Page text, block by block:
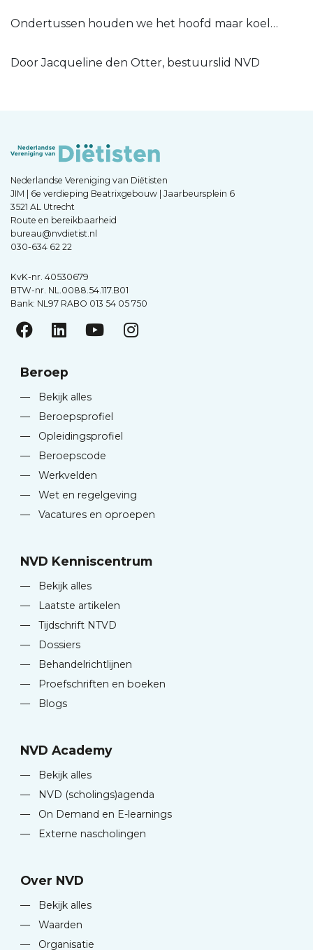
Ondertussen houden we het hoofd maar koel…
Door Jacqueline den Otter, bestuurslid NVD
Nederlandse Vereniging van Diëtisten
JIM | 6e verdieping Beatrixgebouw | Jaarbeursplein 6
3521 AL Utrecht
Route en bereikbaarheid
bureau@nvdietist.nl
030-634 62 22
KvK-nr. 40530679
BTW-nr. NL.0088.54.117.B01
Bank: NL97 RABO 013 54 05 750
Beroep
—
Bekijk alles
—
Beroepsprofiel
—
Opleidingsprofiel
—
Beroepscode
—
Werkvelden
—
Wet en regelgeving
—
Vacatures en oproepen
NVD Kenniscentrum
—
Bekijk alles
—
Laatste artikelen
—
Tijdschrift NTVD
—
Dossiers
—
Behandelrichtlijnen
—
Proefschriften en boeken
—
Blogs
NVD Academy
—
Bekijk alles
—
NVD (scholings)agenda
—
On Demand en E-learnings
—
Externe nascholingen
Over NVD
—
Bekijk alles
—
Waarden
—
Organisatie